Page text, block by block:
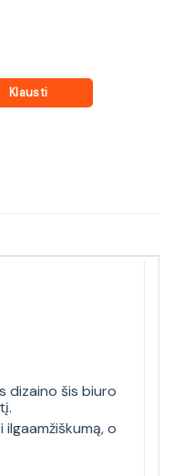
Klausti
dizaino šis biuro
o